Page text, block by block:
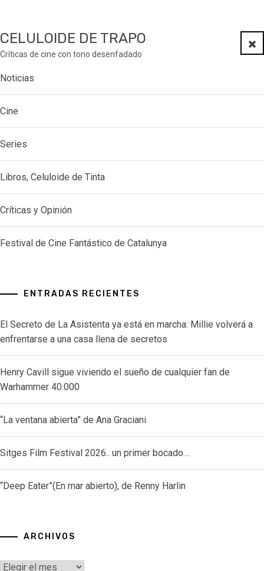
CELULOIDE DE TRAPO
Críticas de cine con tono desenfadado
Noticias
Cine
Series
Libros, Celuloide de Tinta
Críticas y Opinión
Festival de Cine Fantástico de Catalunya
ENTRADAS RECIENTES
El Secreto de La Asistenta ya está en marcha: Millie volverá a
enfrentarse a una casa llena de secretos
Henry Cavill sigue viviendo el sueño de cualquier fan de
Warhammer 40.000
“La ventana abierta” de Ana Graciani
Sitges Film Festival 2026.. un primer bocado…
“Deep Eater”(En mar abierto), de Renny Harlin
ARCHIVOS
Archivos